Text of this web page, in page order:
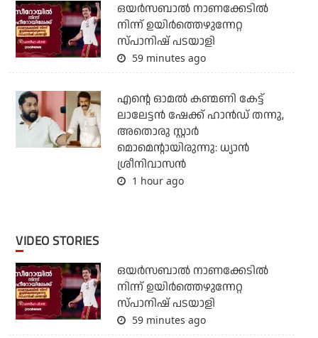
ഒയര്‍സബാൽ നാണക്കേടിൽ
നിന്ന് ഉയിർത്തെഴുന്നേറ്റ
സ്പാനിഷ് പടയാളി
59 minutes ago
എന്റെ ഓമൽ കണ്മണി കേട്ട്
ലാലേട്ടൻ ഷേക്ക് ഹാൻഡ് തന്നു,
അതൊരു സ്റ്റാർ
മൊമെന്റായിരുന്നു: ധ്യാൻ
ശ്രീനിവാസൻ
1 hour ago
VIDEO STORIES
ഒയര്‍സബാൽ നാണക്കേടിൽ
നിന്ന് ഉയിർത്തെഴുന്നേറ്റ
സ്പാനിഷ് പടയാളി
59 minutes ago